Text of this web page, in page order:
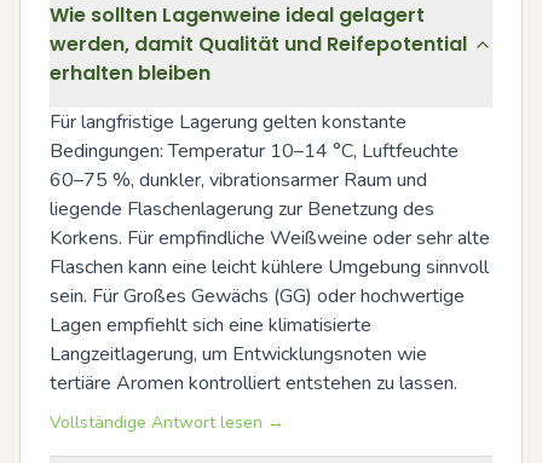
Wie sollten Lagenweine ideal gelagert
werden, damit Qualität und Reifepotential
erhalten bleiben
Für langfristige Lagerung gelten konstante
Bedingungen: Temperatur 10–14 °C, Luftfeuchte
60–75 %, dunkler, vibrationsarmer Raum und
liegende Flaschenlagerung zur Benetzung des
Korkens. Für empfindliche Weißweine oder sehr alte
Flaschen kann eine leicht kühlere Umgebung sinnvoll
sein. Für Großes Gewächs (GG) oder hochwertige
Lagen empfiehlt sich eine klimatisierte
Langzeitlagerung, um Entwicklungsnoten wie
tertiäre Aromen kontrolliert entstehen zu lassen.
Vollständige Antwort lesen →